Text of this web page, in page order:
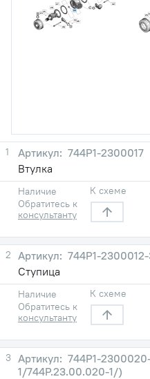
24
25
25
26
27 32
33
34
35
36
1
744Р1-2300017
Втулка
Наличие
Обратитесь к
консультанту
К схеме
2
744Р1-
Ступица
Наличие
Обратитесь к
консультанту
К схеме
3
744Р1-
1/744Р.23.00.020-1/)